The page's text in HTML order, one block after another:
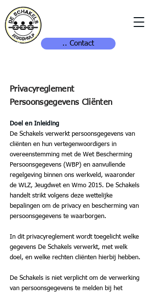
.. Contact
Privacyreglement
Persoonsgegevens Cliënten
Doel en Inleiding
De Schakels verwerkt persoonsgegevens van
cliënten en hun vertegenwoordigers in
overeenstemming met de Wet Bescherming
Persoonsgegevens (WBP) en aanvullende
regelgeving binnen ons werkveld, waaronder
de WLZ, Jeugdwet en Wmo 2015. De Schakels
handelt strikt volgens deze wettelijke
bepalingen om de privacy en bescherming van
persoonsgegevens te waarborgen.
In dit privacyreglement wordt toegelicht welke
gegevens De Schakels verwerkt, met welk
doel, en welke rechten cliënten hierbij hebben.
De Schakels is niet verplicht om de verwerking
van persoonsgegevens te melden bij het